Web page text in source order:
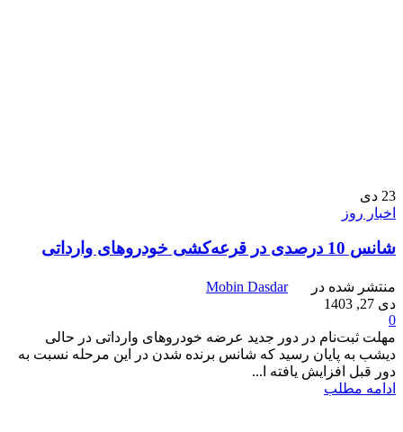
23 دی
اخبار روز
شانس 10 درصدی در قرعه‌کشی خودروهای وارداتی‌
منتشر شده در
Mobin Dasdar
دی 27, 1403
0
مهلت ثبت‌نام در دور جدید عرضه خودروهای وارداتی در حالی
دیشب به پایان رسید که شانس برنده شدن در این مرحله نسبت به
دور قبل افزایش یافته ا...
ادامه مطلب